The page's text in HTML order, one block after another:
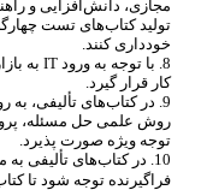
مجازی، دانش افزایی و
تولید کتابهای تست
خودداری کنند.
8. با توجه به ورود
IT به
کار قرار گیرد.
9. در کتاب
های تألیفی، به
روش علمی حل مسئله،
توجه ویژه صورت پذیرد.
10. در کتاب
های تألیفی
فراگیرنده توجه شود تا